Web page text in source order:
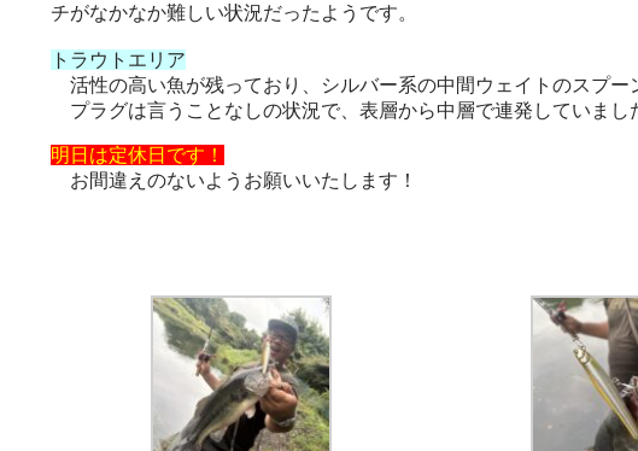
チがなかなか難しい状況だったようです。
トラウトエリア
活性の高い魚が残っており、シルバー系の中間ウェイトのスプー
プラグは言うことなしの状況で、表層から中層で連発していまし
明日は定休日です！
お間違えのないようお願いいたします！